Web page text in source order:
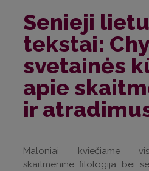
Senieji
tekstai:
svetainės
apie
ir
Maloniai kviečiame
skaitmenine filologija bei